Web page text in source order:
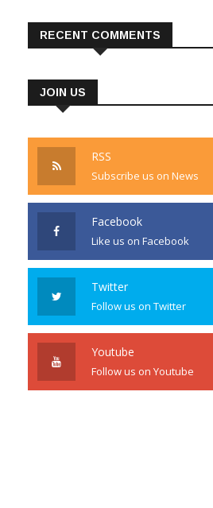
RECENT COMMENTS
JOIN US
RSS
Subscribe us on News
Facebook
Like us on Facebook
Twitter
Follow us on Twitter
Youtube
Follow us on Youtube